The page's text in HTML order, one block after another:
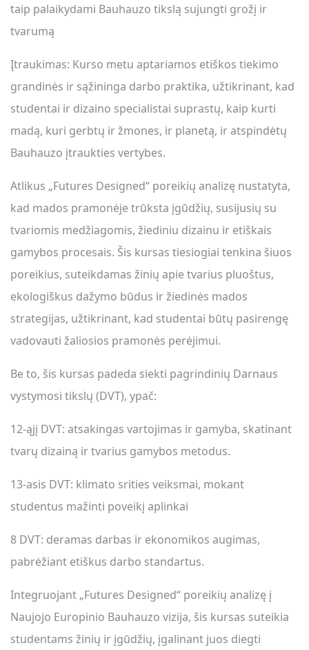
taip palaikydami Bauhauzo tikslą sujungti grožį ir
tvarumą
Įtraukimas: Kurso metu aptariamos etiškos tiekimo
grandinės ir sąžininga darbo praktika, užtikrinant, kad
studentai ir dizaino specialistai suprastų, kaip kurti
madą, kuri gerbtų ir žmones, ir planetą, ir atspindėtų
Bauhauzo įtraukties vertybes.
Atlikus „Futures Designed“ poreikių analizę nustatyta,
kad mados pramonėje trūksta įgūdžių, susijusių su
tvariomis medžiagomis, žiediniu dizainu ir etiškais
gamybos procesais. Šis kursas tiesiogiai tenkina šiuos
poreikius, suteikdamas žinių apie tvarius pluoštus,
ekologiškus dažymo būdus ir žiedinės mados
strategijas, užtikrinant, kad studentai būtų pasirengę
vadovauti žaliosios pramonės perėjimui.
Be to, šis kursas padeda siekti pagrindinių Darnaus
vystymosi tikslų (DVT), ypač:
12-ąjį DVT: atsakingas vartojimas ir gamyba, skatinant
tvarų dizainą ir tvarius gamybos metodus.
13-asis DVT: klimato srities veiksmai, mokant
studentus mažinti poveikį aplinkai
8 DVT: deramas darbas ir ekonomikos augimas,
pabrėžiant etiškus darbo standartus.
Integruojant „Futures Designed“ poreikių analizę į
Naujojo Europinio Bauhauzo vizija, šis kursas suteikia
studentams žinių ir įgūdžių, įgalinant juos diegti